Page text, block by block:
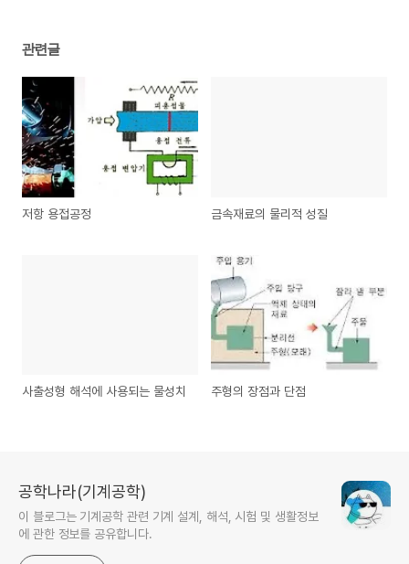
관련글
저항 용접공정 금속재료의 물리적 성질
사출성형 해석에 사용되는 물성치 주형의 장점과 단점
공학나라(기계공학)
이 블로그는 기계공학 관련 기계 설계, 해석, 시험 및 생활정보
에 관한 정보를 공유합니다.